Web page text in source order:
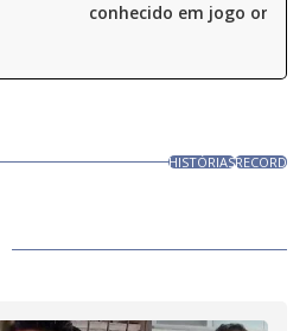
conhecido em jogo online
HISTÓRIASRECORD